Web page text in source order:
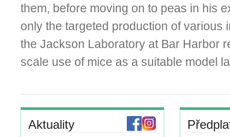
them, before moving on to peas in his
only the targeted production of various
the Jackson Laboratory at Bar Harbor
scale use of mice as a suitable model
Aktuality